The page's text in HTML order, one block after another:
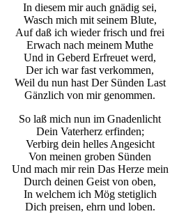
In diesem mir auch gnädig sei,
Wasch mich mit seinem Blute,
Auf daß ich wieder frisch und frei
Erwach nach meinem Muthe
Und in Geberd Erfreuet werd,
Der ich war fast verkommen,
Weil du nun hast Der Sünden Last
Gänzlich von mir genommen.
So laß mich nun im Gnadenlicht
Dein Vaterherz erfinden;
Verbirg dein helles Angesicht
Von meinen groben Sünden
Und mach mir rein Das Herze mein
Durch deinen Geist von oben,
In welchem ich Mög stetiglich
Dich preisen, ehrn und loben.